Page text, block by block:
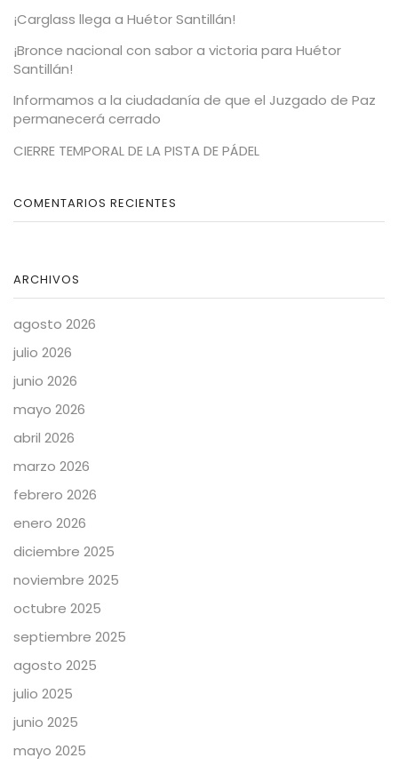
¡Carglass llega a Huétor Santillán!
¡Bronce nacional con sabor a victoria para Huétor
Santillán!
Informamos a la ciudadanía de que el Juzgado de Paz
permanecerá cerrado
CIERRE TEMPORAL DE LA PISTA DE PÁDEL
COMENTARIOS RECIENTES
ARCHIVOS
agosto 2026
julio 2026
junio 2026
mayo 2026
abril 2026
marzo 2026
febrero 2026
enero 2026
diciembre 2025
noviembre 2025
octubre 2025
septiembre 2025
agosto 2025
julio 2025
junio 2025
mayo 2025